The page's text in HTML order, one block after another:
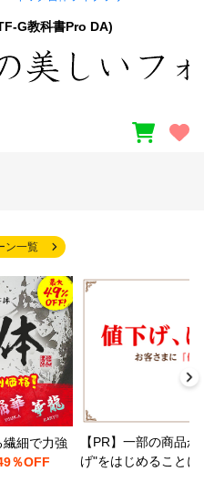
G教科書Pro DA)
ン一覧
細で力強
％OFF
【PR】一部の商品
げ"をはじめること